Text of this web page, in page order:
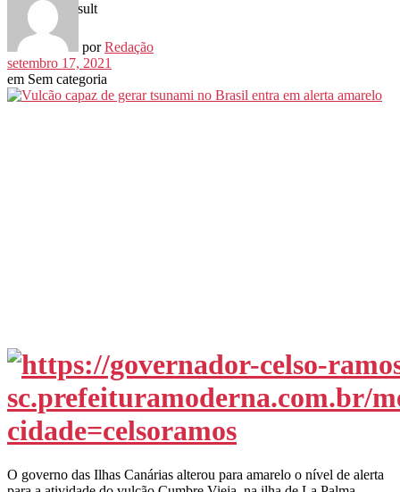
View All Result
por Redação
setembro 17, 2021
em Sem categoria
O governo das Ilhas Canárias alterou para amarelo o nível de alerta